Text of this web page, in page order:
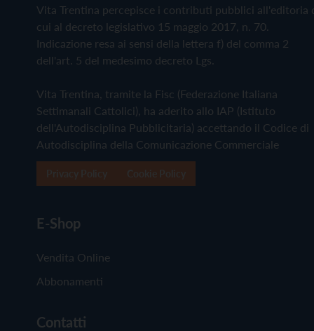
Vita Trentina percepisce i contributi pubblici all'editoria
cui al decreto legislativo 15 maggio 2017, n. 70.
Indicazione resa ai sensi della lettera f) del comma 2
dell'art. 5 del medesimo decreto Lgs.
Vita Trentina, tramite la Fisc (Federazione Italiana
Settimanali Cattolici), ha aderito allo IAP (Istituto
dell'Autodisciplina Pubblicitaria) accettando il Codice di
Autodisciplina della Comunicazione Commerciale
E-Shop
Vendita Online
Abbonamenti
Contatti